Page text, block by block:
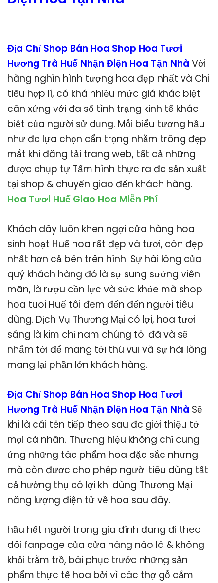
Địa Chỉ Shop Bán Hoa Shop Hoa Tươi
Hương Trà Huế Nhận Điện Hoa Tận Nhà Với
hàng nghìn hình tượng hoa đẹp nhất và Chi
tiêu hợp lí, có khá nhiều mức giá khác biệt
cân xứng với đa số tình trạng kinh tế khác
biệt của người sử dụng. Mỗi biểu tượng hầu
như đc lựa chọn cẩn trọng nhằm trông đẹp
mắt khi đăng tải trang web, tất cả những
được chụp tự Tấm hình thực ra đc sản xuất
tại shop & chuyển giao đến khách hàng.
Hoa Tươi Huế Giao Hoa Miễn Phí
Khách dãy luôn khen ngợi cửa hàng hoa
sinh hoạt Huế hoa rất đẹp và tươi, còn đẹp
nhất hơn cả bên trên hình. Sự hài lòng của
quý khách hàng đó là sự sung sướng viên
mãn, là rượu cồn lực và sức khỏe mà shop
hoa tuoi Huế tôi đem đến đến người tiêu
dùng. Dịch Vụ Thương Mại có lợi, hoa tươi
sáng là kim chỉ nam chúng tôi đã và sẽ
nhắm tới để mang tới thú vui và sự hài lòng
mang lại phần lớn khách hàng.
Địa Chỉ Shop Bán Hoa Shop Hoa Tươi
Hương Trà Huế Nhận Điện Hoa Tận Nhà Sẽ
khi là cái tên tiếp theo sau đc giới thiệu tới
mọi cá nhân. Thương hiệu không chỉ cung
ứng những tác phẩm hoa đặc sắc nhưng
mà còn được cho phép người tiêu dùng tất
cả hưởng thụ có lợi khi dùng Thương Mại
năng lượng điện tử về hoa sau đây.
hầu hết người trong gia đình đang đi theo
dõi fanpage của cửa hàng nào là & không
khỏi trằm trồ, bái phục trước những sản
phẩm thực tế hoa bởi vì các thợ gỗ cắm